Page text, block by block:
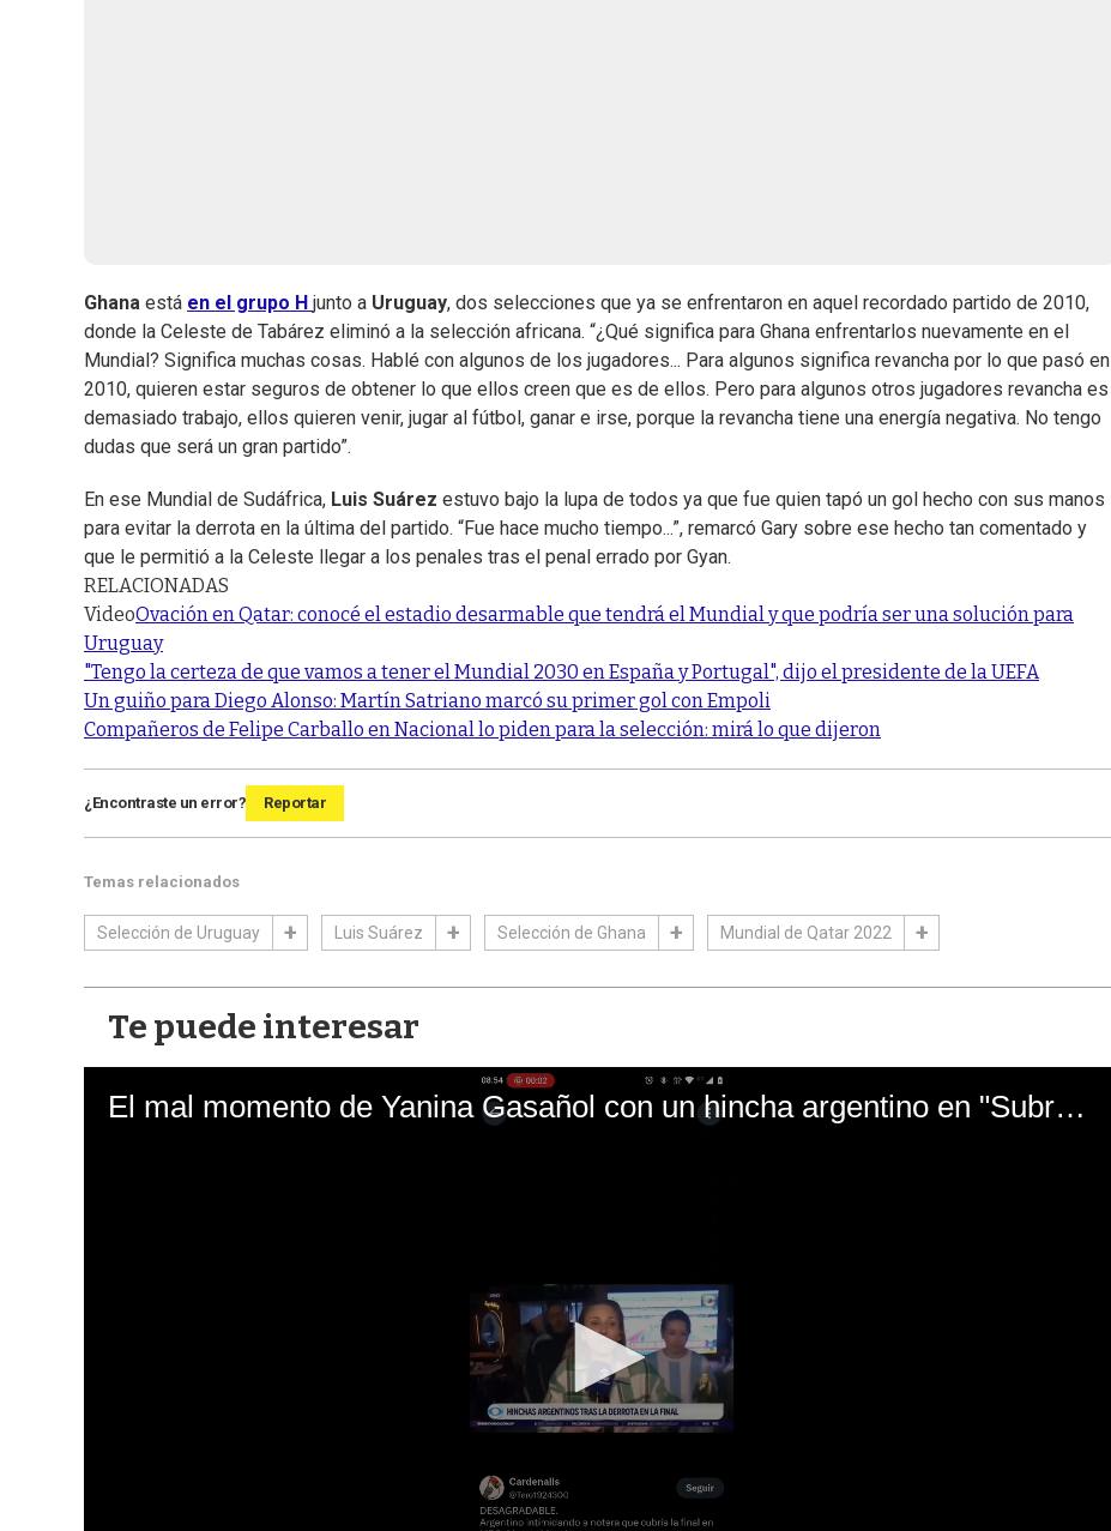
Ghana está en el grupo H junto a Uruguay, dos selecciones que ya se enfrentaron en aquel recordado partido de 2010,
donde la Celeste de Tabárez eliminó a la selección africana. “¿Qué significa para Ghana enfrentarlos nuevamente en el
Mundial? Significa muchas cosas. Hablé con algunos de los jugadores... Para algunos significa revancha por lo que pasó en
2010, quieren estar seguros de obtener lo que ellos creen que es de ellos. Pero para algunos otros jugadores revancha es
demasiado trabajo, ellos quieren venir, jugar al fútbol, ganar e irse, porque la revancha tiene una energía negativa. No tengo
dudas que será un gran partido”.
En ese Mundial de Sudáfrica, Luis Suárez estuvo bajo la lupa de todos ya que fue quien tapó un gol hecho con sus manos
para evitar la derrota en la última del partido. “Fue hace mucho tiempo...”, remarcó Gary sobre ese hecho tan comentado y
que le permitió a la Celeste llegar a los penales tras el penal errado por Gyan.
RELACIONADAS
VideoOvación en Qatar: conocé el estadio desarmable que tendrá el Mundial y que podría ser una solución para
Uruguay
"Tengo la certeza de que vamos a tener el Mundial 2030 en España y Portugal", dijo el presidente de la UEFA
Un guiño para Diego Alonso: Martín Satriano marcó su primer gol con Empoli
Compañeros de Felipe Carballo en Nacional lo piden para la selección: mirá lo que dijeron
¿Encontraste un error? Reportar
Temas relacionados
Selección de Uruguay Luis Suárez Selección de Ghana Mundial de Qatar 2022
Te puede interesar
El mal momento de Yanina Gasañol con un hincha argentino en "Subrayado"